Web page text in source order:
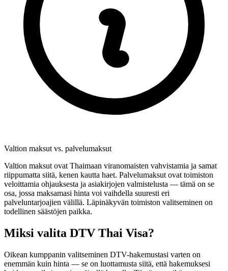
Valtion maksut vs. palvelumaksut
Valtion maksut ovat Thaimaan viranomaisten vahvistamia ja samat
riippumatta siitä, kenen kautta haet. Palvelumaksut ovat toimiston
veloittamia ohjauksesta ja asiakirjojen valmistelusta — tämä on se
osa, jossa maksamasi hinta voi vaihdella suuresti eri
palveluntarjoajien välillä. Läpinäkyvän toimiston valitseminen on
todellinen säästöjen paikka.
Miksi valita DTV Thai Visa?
Oikean kumppanin valitseminen DTV-hakemustasi varten on
enemmän kuin hinta — se on luottamusta siitä, että hakemuksesi